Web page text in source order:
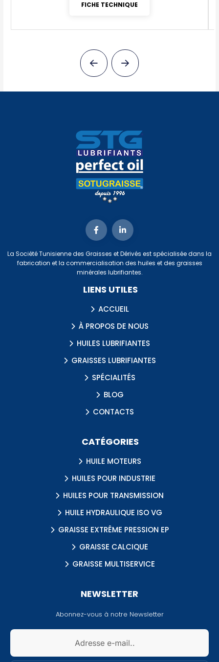
FICHE TECHNIQUE
La Société Tunisienne des Graisses et Dérivés est spécialisée dans la
fabrication et la commercialisation des huiles et des graisses
minérales lubrifiantes.
LIENS UTILES
ACCUEIL
À PROPOS DE NOUS
HUILES LUBRIFIANTES
GRAISSES LUBRIFIANTES
SPÉCIALITÉS
BLOG
CONTACTS
CATÉGORIES
HUILE MOTEURS
HUILES POUR INDUSTRIE
HUILES POUR TRANSMISSION
HUILE HYDRAULIQUE ISO VG
GRAISSE EXTRÊME PRESSION EP
GRAISSE CALCIQUE
GRAISSE MULTISERVICE
NEWSLETTER
Abonnez-vous à notre Newsletter